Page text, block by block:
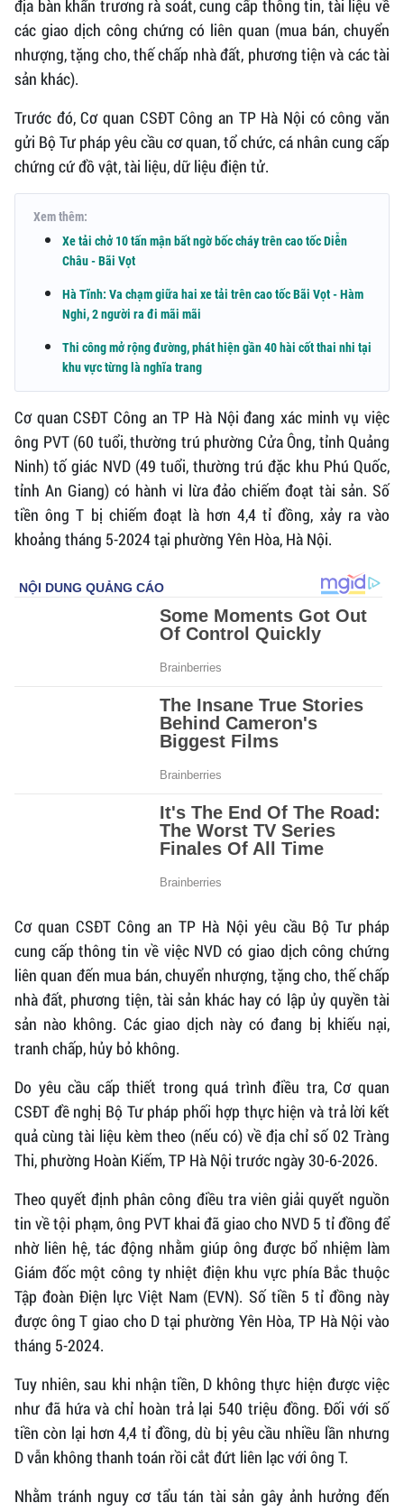
địa bàn khẩn trương rà soát, cung cấp thông tin, tài liệu về
các giao dịch công chứng có liên quan (mua bán, chuyển
nhượng, tặng cho, thế chấp nhà đất, phương tiện và các tài
sản khác).
Trước đó, Cơ quan CSĐT Công an TP Hà Nội có công văn
gửi Bộ Tư pháp yêu cầu cơ quan, tổ chức, cá nhân cung cấp
chứng cứ đồ vật, tài liệu, dữ liệu điện tử.
Xem thêm:
Xe tải chở 10 tấn mận bất ngờ bốc cháy trên cao tốc Diễn
Châu - Bãi Vọt
Hà Tĩnh: Va chạm giữa hai xe tải trên cao tốc Bãi Vọt - Hàm
Nghi, 2 người ra đi mãi mãi
Thi công mở rộng đường, phát hiện gần 40 hài cốt thai nhi tại
khu vực từng là nghĩa trang
Cơ quan CSĐT Công an TP Hà Nội đang xác minh vụ việc
ông PVT (60 tuổi, thường trú phường Cửa Ông, tỉnh Quảng
Ninh) tố giác NVD (49 tuổi, thường trú đặc khu Phú Quốc,
tỉnh An Giang) có hành vi lừa đảo chiếm đoạt tài sản. Số
tiền ông T bị chiếm đoạt là hơn 4,4 tỉ đồng, xảy ra vào
khoảng tháng 5-2024 tại phường Yên Hòa, Hà Nội.
Cơ quan CSĐT Công an TP Hà Nội yêu cầu Bộ Tư pháp
cung cấp thông tin về việc NVD có giao dịch công chứng
liên quan đến mua bán, chuyển nhượng, tặng cho, thế chấp
nhà đất, phương tiện, tài sản khác hay có lập ủy quyền tài
sản nào không. Các giao dịch này có đang bị khiếu nại,
tranh chấp, hủy bỏ không.
Do yêu cầu cấp thiết trong quá trình điều tra, Cơ quan
CSĐT đề nghị Bộ Tư pháp phối hợp thực hiện và trả lời kết
quả cùng tài liệu kèm theo (nếu có) về địa chỉ số 02 Tràng
Thi, phường Hoàn Kiếm, TP Hà Nội trước ngày 30-6-2026.
Theo quyết định phân công điều tra viên giải quyết nguồn
tin về tội phạm, ông PVT khai đã giao cho NVD 5 tỉ đồng để
nhờ liên hệ, tác động nhằm giúp ông được bổ nhiệm làm
Giám đốc một công ty nhiệt điện khu vực phía Bắc thuộc
Tập đoàn Điện lực Việt Nam (EVN). Số tiền 5 tỉ đồng này
được ông T giao cho D tại phường Yên Hòa, TP Hà Nội vào
tháng 5-2024.
Tuy nhiên, sau khi nhận tiền, D không thực hiện được việc
như đã hứa và chỉ hoàn trả lại 540 triệu đồng. Đối với số
tiền còn lại hơn 4,4 tỉ đồng, dù bị yêu cầu nhiều lần nhưng
D vẫn không thanh toán rồi cắt đứt liên lạc với ông T.
Nhằm tránh nguy cơ tẩu tán tài sản gây ảnh hưởng đến